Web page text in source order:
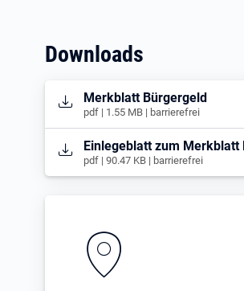
Downloads
Öffnet in neuem Tab
Merkblatt Bürgergeld
pdf | 1.55 MB | barrierefrei
Öffnet in neuem Tab
Einlegeblatt zum Merkblatt
pdf | 90.47 KB | barrierefrei